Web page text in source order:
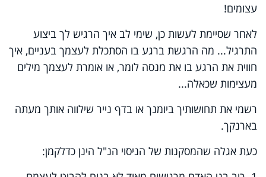
עצומים!
לאחר שסיימת לעשות כן, שימי לב איך הרגיש לך ביצוע
התרגיל... מה הרגשת ברגע בו הסתכלת לעצמך בעניים, איך
חווית את הרגע בו את מנסה לומר, או אומרת לעצמך מילים
מעצימות שכאלה...
רשמי את תחושותיך ביומנך או בדף נייר שילווה אותך מעתה
בארנקך.
כעת אגלה שהמסקנות של הניסוי הנ"ל הינן כדלקמן: